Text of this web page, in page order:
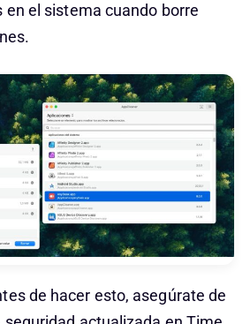
en el sistema cuando borre
de hacer esto, asegúrate de